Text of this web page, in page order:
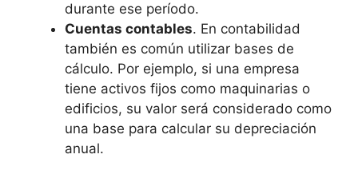
durante ese período.
Cuentas contables. En contabilidad
también es común utilizar bases de
cálculo. Por ejemplo, si una empresa
tiene activos fijos como maquinarias o
edificios, su valor será considerado como
una base para calcular su depreciación
anual.